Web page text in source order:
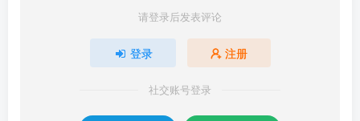
请登录后发表评论
登录 注册
社交账号登录